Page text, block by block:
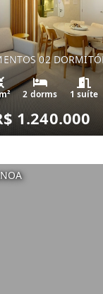
02
2 dorms 1 suíte
1.240.000